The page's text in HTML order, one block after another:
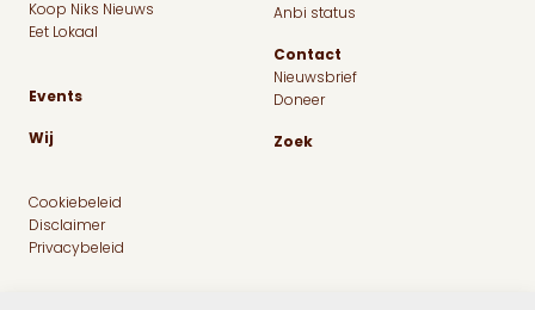
Koop Niks Nieuws
Eet Lokaal
Events
Wij
Anbi status
Contact
Nieuwsbrief
Doneer
Zoek
Cookiebeleid
Disclaimer
Privacybeleid